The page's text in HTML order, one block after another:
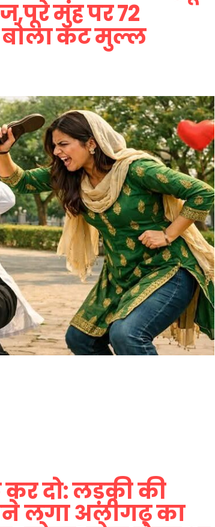
मुंह पर 72
बोला कट मुल्ल
कर दो: लड़की की
लगा अलीगढ़ का